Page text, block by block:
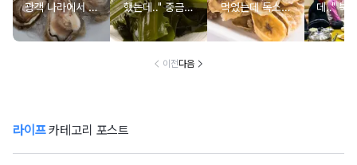
광객 나라에서 남
녀노소 보양식처
럼 먹는 음식
했는데.." 중금속
싹 다 빠질 줄 몰
랐어요
먹었는데 독소를
먹고 있었던 의외
의 음식
데.." 북
외로 안
건
이전다음
라이프카테고리 포스트